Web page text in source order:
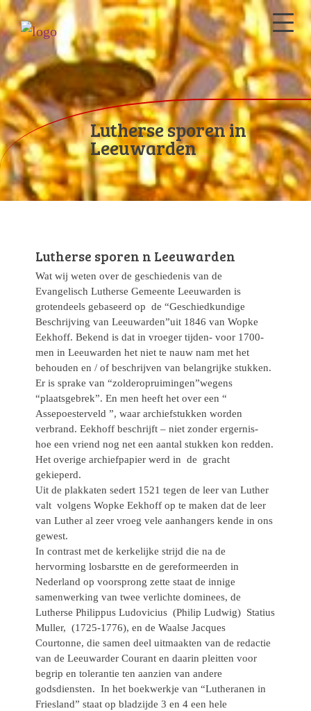
Lutherse sporen in
Leeuwarden
Lutherse sporen n Leeuwarden
Wat wij weten over de geschiedenis van de
Evangelisch Lutherse Gemeente Leeuwarden is
grotendeels gebaseerd op de “Geschiedkundige
Beschrijving van Leeuwarden”uit 1846 van Wopke
Eekhoff. Bekend is dat in vroeger tijden- voor 1700-
men in Leeuwarden het niet te nauw nam met het
behouden en / of beschrijven van belangrijke stukken.
Er is sprake van “zolderopruimingen”wegens
“plaatsgebrek”. En men heeft het over een “
Assepoesterveld ”, waar archiefstukken worden
verbrand. Eekhoff beschrijft – niet zonder ergernis-
hoe een vriend nog net een aantal stukken kon redden.
Het overige archiefpapier werd in de gracht
gekieperd.
Uit de plakkaten sedert 1521 tegen de leer van Luther
valt volgens Wopke Eekhoff op te maken dat de leer
van Luther al zeer vroeg vele aanhangers kende in ons
gewest.
In contrast met de kerkelijke strijd die na de
hervorming losbarstte en de gereformeerden in
Nederland op voorsprong zette staat de innige
samenwerking van twee verlichte dominees, de
Lutherse Philippus Ludovicius (Philip Ludwig) Statius
Muller, (1725-1776), en de Waalse Jacques
Courtonne, die samen deel uitmaakten van de redactie
van de Leeuwarder Courant en daarin pleitten voor
begrip en tolerantie ten aanzien van andere
godsdiensten. In het boekwerkje van “Lutheranen in
Friesland” staat op bladzijde 3 en 4 een hele